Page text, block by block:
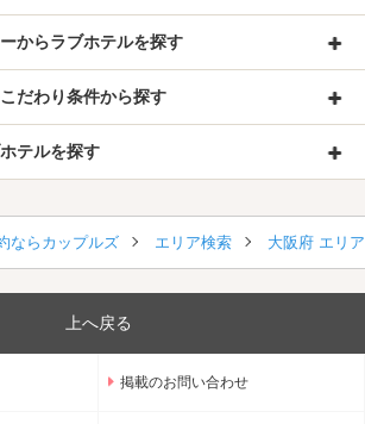
からラブホテルを探す
だわり条件から探す
テルを探す
ならカップルズ エリア検索 大阪府 エリ
上へ戻る
掲載のお問い合わせ